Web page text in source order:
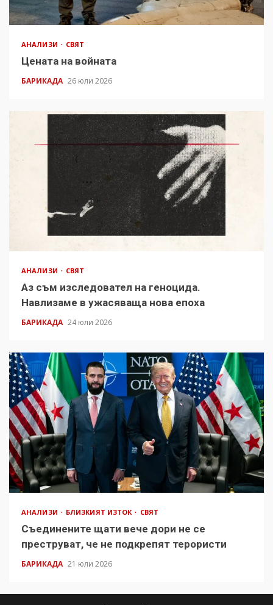
АНАЛИЗИ СВЯТ
Цената на войната
БАРИКАДА 26 юли 2026
АНАЛИЗИ СВЯТ
Аз съм изследовател на геноцида.
Навлизаме в ужасяваща нова епоха
БАРИКАДА 24 юли 2026
АНАЛИЗИ БЛИЗКИЯТ ИЗТОК СВЯТ
Съединените щати вече дори не се
преструват, че не подкрепят терористи
БАРИКАДА 21 юли 2026